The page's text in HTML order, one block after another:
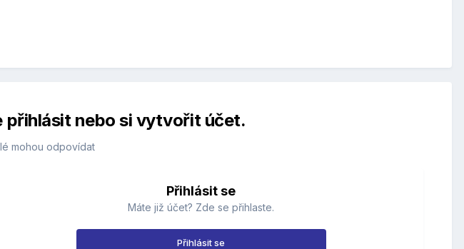
přihlásit nebo si vytvořit účet.
mohou odpovídat
Přihlásit se
Máte již účet? Zde se přihlaste.
Přihlásit se